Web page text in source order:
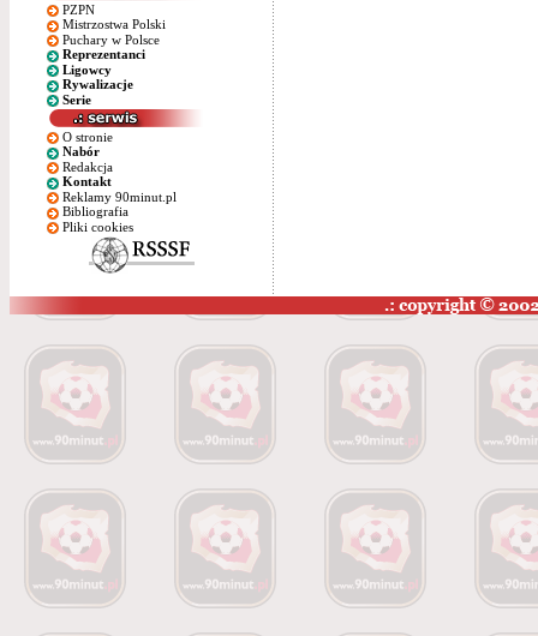
PZPN
Mistrzostwa Polski
Puchary w Polsce
Reprezentanci
Ligowcy
Rywalizacje
Serie
O stronie
Nabór
Redakcja
Kontakt
Reklamy 90minut.pl
Bibliografia
Pliki cookies